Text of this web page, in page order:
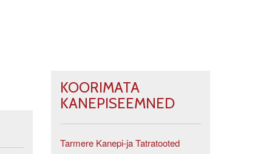
KOORIMATA
KANEPISEEMNED
Tarmere Kanepi-ja Tatratooted